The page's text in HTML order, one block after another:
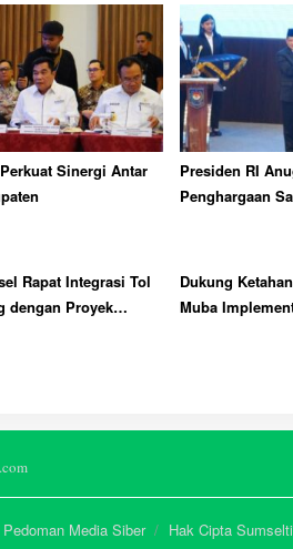
Sinergi Antar
Presiden RI
Penghargaan
Rapat Integrasi Tol
dengan Proyek
Dukung
Muba
Pedoman Media Siber Hak Cipta